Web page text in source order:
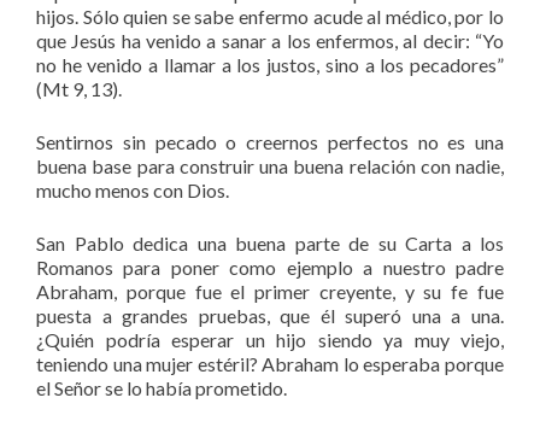
hijos. Sólo quien se sabe enfermo acude al médico, por lo
que Jesús ha venido a sanar a los enfermos, al decir: “Yo
no he venido a llamar a los justos, sino a los pecadores”
(Mt 9, 13).
Sentirnos sin pecado o creernos perfectos no es una
buena base para construir una buena relación con nadie,
mucho menos con Dios.
San Pablo dedica una buena parte de su Carta a los
Romanos para poner como ejemplo a nuestro padre
Abraham, porque fue el primer creyente, y su fe fue
puesta a grandes pruebas, que él superó una a una.
¿Quién podría esperar un hijo siendo ya muy viejo,
teniendo una mujer estéril? Abraham lo esperaba porque
el Señor se lo había prometido.